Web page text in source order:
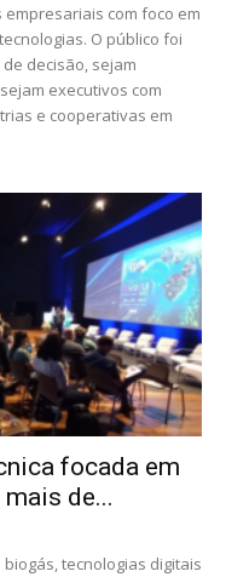
com foco em
O público foi
decisão, sejam
executivos com
e cooperativas em
focada em
de...
tecnologias digitais